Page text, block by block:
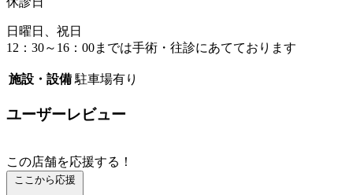
日曜日、祝日
12：30～16：00までは手術・往診にあてております
施設・設備 駐車場有り
ユーザーレビュー
この店舗を応援する！
ここから応援